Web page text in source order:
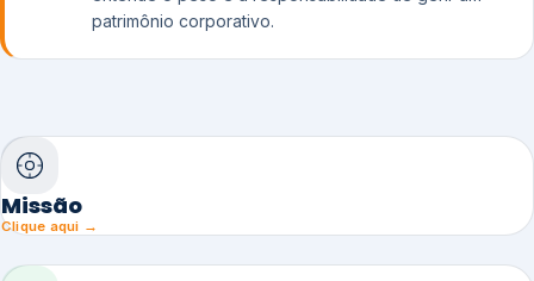
patrimônio corporativo.
Missão
Clique aqui →